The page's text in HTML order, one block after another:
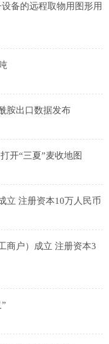
备的远程取物用图形用
胺出口数据发布
开“三夏”麦收地图
立 注册资本10万人民币
商户）成立 注册资本3